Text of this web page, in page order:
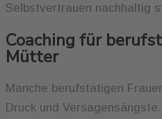
Selbstvertrauen nachhaltig
Coaching für
Mütter
Manche berufstätigen
Druck und